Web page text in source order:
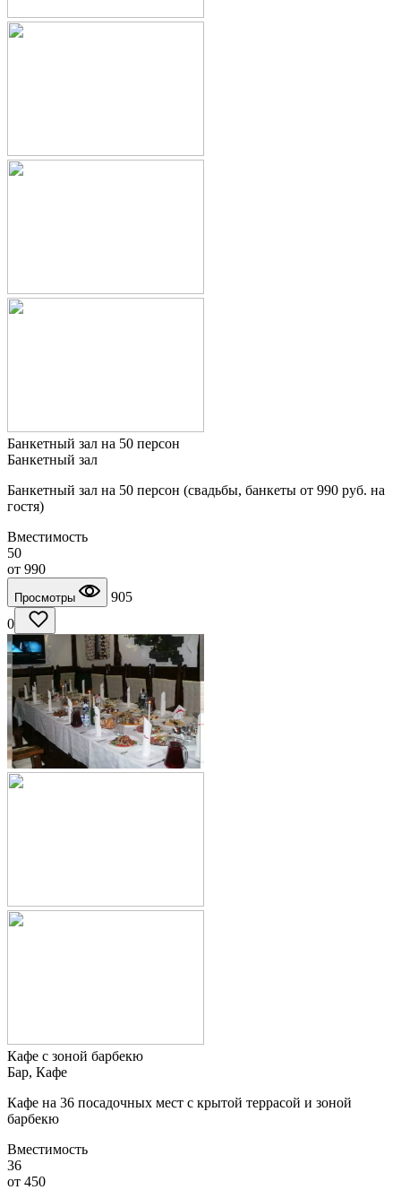
Банкетный зал на 50 персон
Банкетный зал
Банкетный зал на 50 персон (свадьбы, банкеты от 990 руб. на
гостя)
Вместимость
50
от 990
Просмотры
905
0
Кафе с зоной барбекю
Бар, Кафе
Кафе на 36 посадочных мест с крытой террасой и зоной
барбекю
Вместимость
36
от 450